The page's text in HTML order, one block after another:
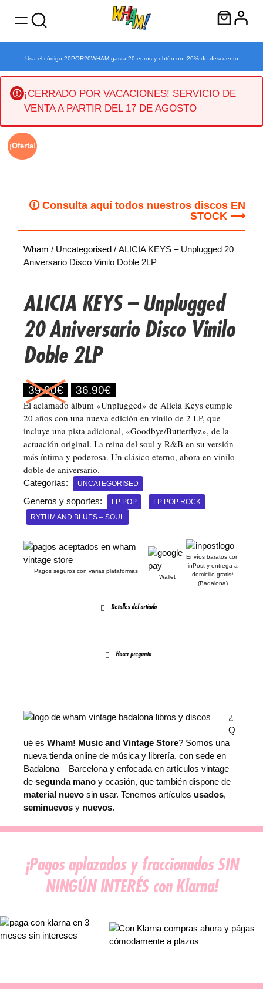
¡CERRADO POR VACACIONES! SERVICIO DE
VENTA A PARTIR DEL 17 DE AGOSTO
Saltar
Usa el código 20POR20WHAM gasta 20 euros y obtén un -20% de descuento
¡Oferta!
🛈 Consulta aquí todos nuestros discos EN
STOCK ⟶
Wham / Uncategorised / ALICIA KEYS – Unplugged 20
Aniversario Disco Vinilo Doble 2LP
ALICIA KEYS – Unplugged
20 Aniversario Disco Vinilo
Doble 2LP
39.90€
E
l
p
r
e
c
o
o
r
i
g
:
9
.
9
0
€
.
36.90€
l
p
r
e
c
i
a
c
u
l
.
0
.
El aclamado álbum «Unplugged» de Alicia Keys cumple
20 años con una nueva edición en vinilo de 2 LP, que
incluye una pista adicional, «Goodbye/Butterflyz», de la
actuación original. La reina del soul y R&B en su versión
más íntima y poderosa. Un clásico eterno, ahora en vinilo
doble de aniversario.
Categorías: UNCATEGORISED
Generos y soportes: LP POP
LP POP ROCK
RYTHM AND BLUES – SOUL
Pagos seguros con varias plataformas
Wallet
Envíos baratos con
inPost y entrega a
domicilio gratis*
(Badalona)
Detalles del artículo
Hacer pregunta
¿
Q
ué es Wham! Music and Vintage Store? Somos una
nueva tienda online de música y librería, con sede en
Badalona – Barcelona y enfocada en artículos vintage
de segunda mano y ocasión, que también dispone de
material nuevo sin usar. Tenemos artículos usados,
seminuevos y nuevos.
¡Pagos aplazados y fraccionados SIN
NINGÚN INTERÉS con Klarna!